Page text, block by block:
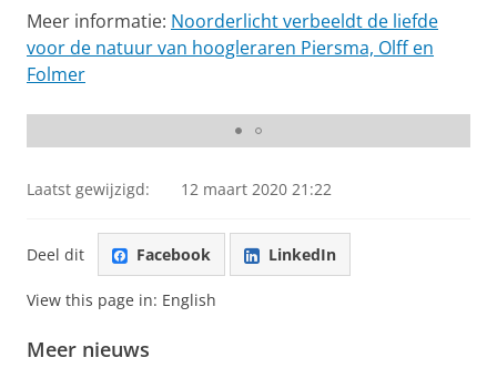
Meer informatie: Noorderlicht verbeeldt de liefde
voor de natuur van hoogleraren Piersma, Olff en
Folmer
Wadden worden zand, klei en slib uit het Markermeer
gebruikt om paaiplaatsen, eilanden en natuurlijke
oevers te maken. Bedreigde dieren en planten
Laatst gewijzigd: 12 maart 2020 21:22
Deel dit Facebook LinkedIn
View this page in: English
Meer nieuws